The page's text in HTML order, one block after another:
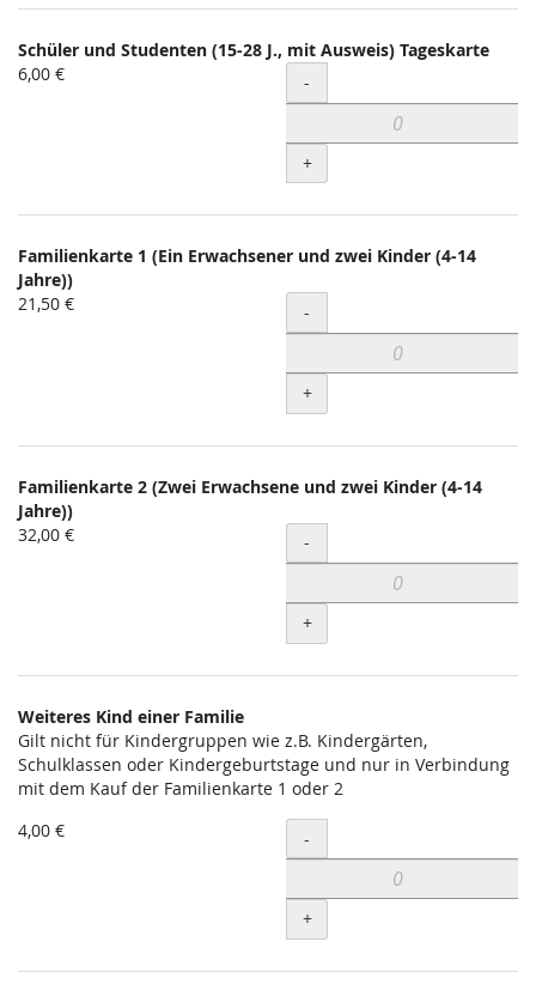
Schüler und Studenten (15-28 J., mit Ausweis) Tageskarte
6,00 €
Menge
-
+
Familienkarte 1 (Ein Erwachsener und zwei Kinder (4-14
Jahre))
21,50 €
Menge
-
+
Familienkarte 2 (Zwei Erwachsene und zwei Kinder (4-14
Jahre))
32,00 €
Menge
-
+
Weiteres Kind einer Familie
Gilt nicht für Kindergruppen wie z.B. Kindergärten,
Schulklassen oder Kindergeburtstage und nur in Verbindung
mit dem Kauf der Familienkarte 1 oder 2
4,00 €
Menge
-
+